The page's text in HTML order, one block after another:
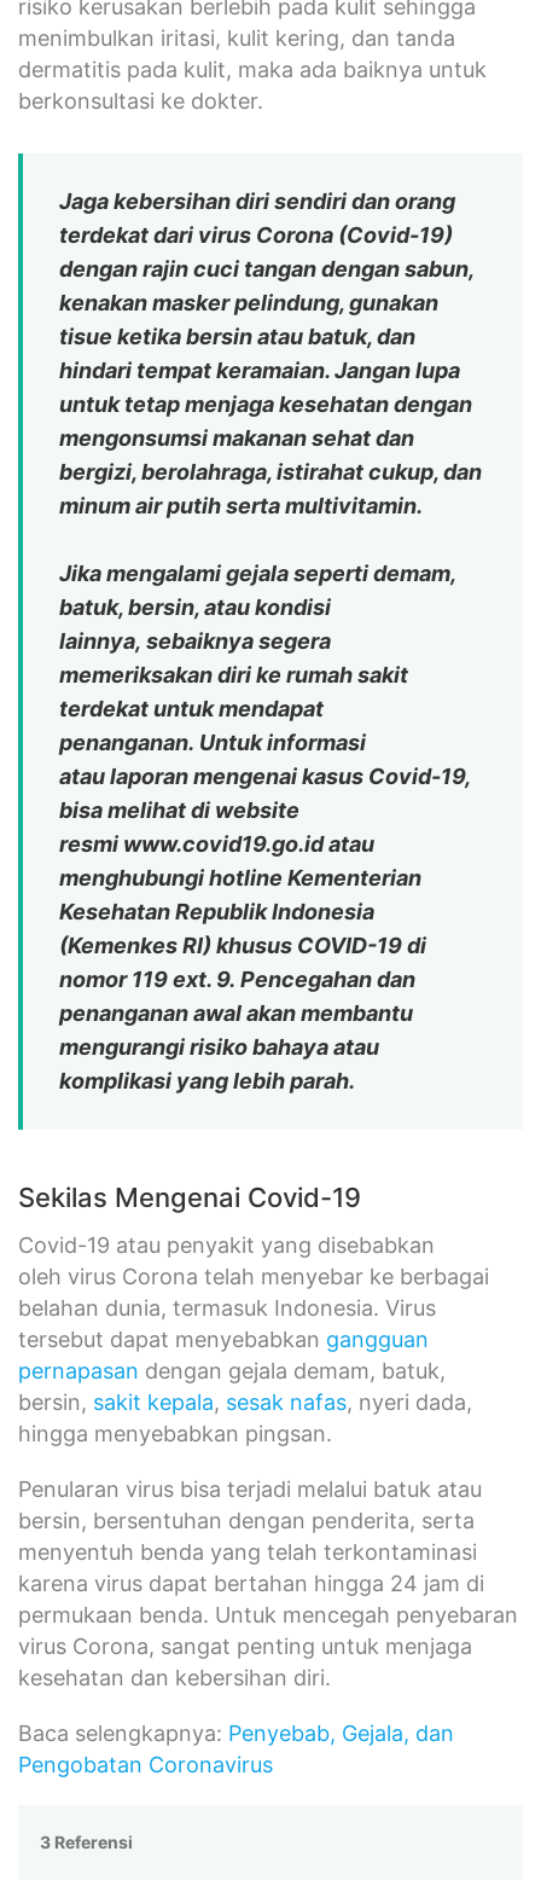
risiko kerusakan berlebih pada kulit sehingga
menimbulkan iritasi, kulit kering, dan tanda
dermatitis pada kulit, maka ada baiknya untuk
berkonsultasi ke dokter.
Jaga kebersihan diri sendiri dan orang
terdekat dari virus Corona (Covid-19)
dengan rajin cuci tangan dengan sabun,
kenakan masker pelindung, gunakan
tisue ketika bersin atau batuk, dan
hindari tempat keramaian. Jangan lupa
untuk tetap menjaga kesehatan dengan
mengonsumsi makanan sehat dan
bergizi, berolahraga, istirahat cukup, dan
minum air putih serta multivitamin.
Jika mengalami gejala seperti demam,
batuk, bersin, atau kondisi
lainnya, sebaiknya segera
memeriksakan diri ke rumah sakit
terdekat untuk mendapat
penanganan. Untuk informasi
atau laporan mengenai kasus Covid-19,
bisa melihat di website
resmi www.covid19.go.idatau
menghubungi hotline Kementerian
Kesehatan Republik Indonesia
(Kemenkes RI) khusus COVID-19 di
nomor 119 ext. 9. Pencegahan dan
penanganan awal akan membantu
mengurangi risiko bahaya atau
komplikasi yang lebih parah.
Sekilas Mengenai Covid-19
Covid-19 atau penyakit yang disebabkan
oleh virus Corona telah menyebar ke berbagai
belahan dunia, termasuk Indonesia. Virus
tersebut dapat menyebabkan gangguan
pernapasan dengan gejala demam, batuk,
bersin, sakit kepala, sesak nafas, nyeri dada,
hingga menyebabkan pingsan.
Penularan virus bisa terjadi melalui batuk atau
bersin, bersentuhan dengan penderita, serta
menyentuh benda yang telah terkontaminasi
karena virus dapat bertahan hingga 24 jam di
permukaan benda. Untuk mencegah penyebaran
virus Corona, sangat penting untuk menjaga
kesehatan dan kebersihan diri.
Baca selengkapnya: Penyebab, Gejala, dan
Pengobatan Coronavirus
3 Referensi